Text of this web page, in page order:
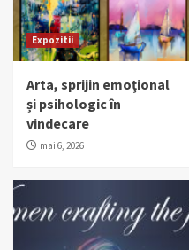
Expozitii
Arta, sprijin emoțional
și psihologic în
vindecare
mai 6, 2026